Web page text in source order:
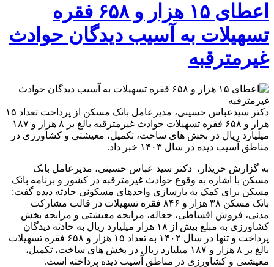
اعطای ۱۵ هزار و ۶۵۸ فقره
تسهیلات به آسیب دیدگان حوادث
غیرمترقبه
دکتر سیدعباس حسینی، مدیرعامل بانک مسکن از پرداخت تعداد ۱۵
هزار و ۶۵۸ فقره تسهیلات حوادث غیرمترقبه بالغ بر ۸ هزار و ۱۸۷
میلیارد ریال در بخش های ساخت، تکمیل، معیشتی و کشاورزی در
مناطق آسیب دیده در سال ۱۴۰۳ خبر داد.
به گزارش خریدار، دکتر سید عباس حسینی، مدیرعامل بانک
مسکن با اشاره به وقوع حوادث غیرمترقبه در کشور و برنامه بانک
مسکن برای کمک به بازسازی واحدهای مسکونی حادثه دیده گفت:
بانک مسکن ۳۸ هزار و ۸۴۶ فقره تسهیلات در قالب مشارکت
مدنی، فروش اقساطی، جعاله، مرابحه معیشتی و مرابحه بخش
کشاورزی به مبلغ بیش از ۱۸ هزار میلیارد ریال به حادثه دیدگان
پرداخت و تنها در سال ۱۴۰۲ به تعداد ۱۵ هزار و ۶۵۸ فقره تسهیلات
بالغ بر ۸ هزار و ۱۸۷ میلیارد ریال در بخش های ساخت، تکمیل،
معیشتی و کشاورزی در مناطق آسیب دیده پرداخته است.